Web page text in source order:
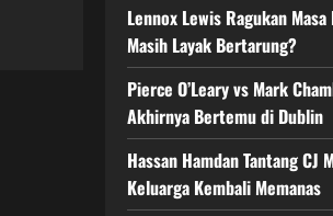
Lennox Lewis Ragukan
Masih Layak Bertarung?
Pierce O’Leary vs Mark
Akhirnya Bertemu di Dublin
Hassan Hamdan Tantang CJ
Keluarga Kembali Memanas